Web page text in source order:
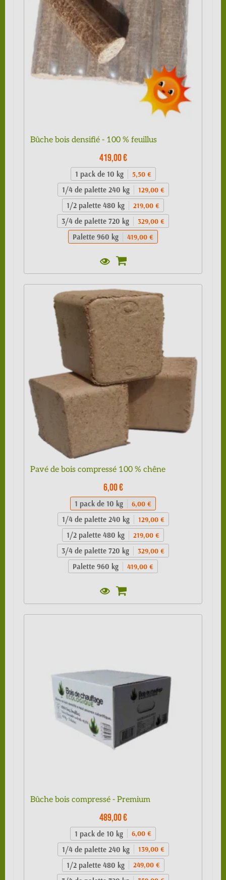
Bûche bois densifié - 100 % feuillus
419,00 €
1 pack de 10 kg 5,50 €
1/4 de palette 240 kg 129,00 €
1/2 palette 480 kg 219,00 €
3/4 de palette 720 kg 329,00 €
Palette 960 kg 419,00 €
Pavé de bois compressé 100 % chêne
6,00 €
1 pack de 10 kg 6,00 €
1/4 de palette 240 kg 129,00 €
1/2 palette 480 kg 219,00 €
3/4 de palette 720 kg 329,00 €
Palette 960 kg 419,00 €
Bûche bois compressé - Premium
489,00 €
1 pack de 10 kg 6,00 €
1/4 de palette 240 kg 139,00 €
1/2 palette 480 kg 249,00 €